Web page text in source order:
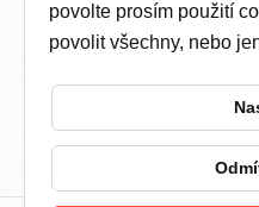
INFORMACE
Změnit nastavení cookies
povolte prosím použití
povolit všechny, nebo